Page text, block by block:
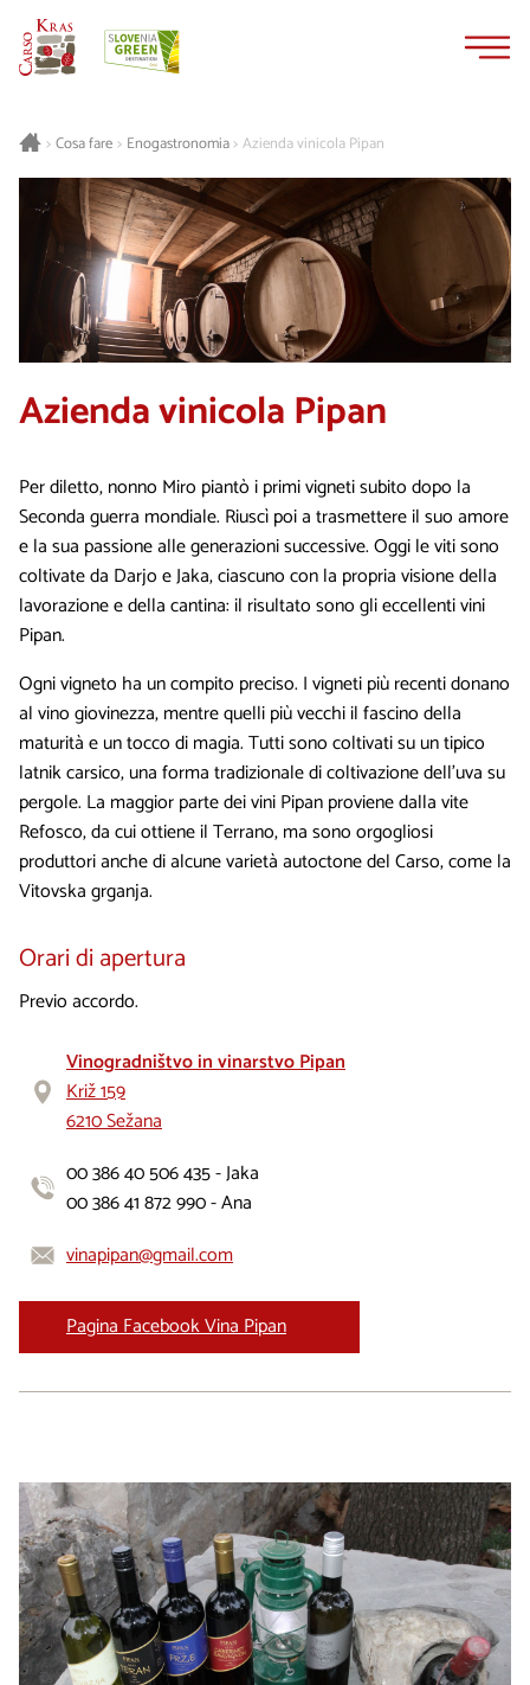
>Cosa fare> Enogastronomia>Azienda vinicola Pipan
Azienda vinicola Pipan
Per diletto, nonno Miro piantò i primi vigneti subito dopo la
Seconda guerra mondiale. Riuscì poi a trasmettere il suo amore
e la sua passione alle generazioni successive. Oggi le viti sono
coltivate da Darjo e Jaka, ciascuno con la propria visione della
lavorazione e della cantina: il risultato sono gli eccellenti vini
Pipan.
Ogni vigneto ha un compito preciso. I vigneti più recenti donano
al vino giovinezza, mentre quelli più vecchi il fascino della
maturità e un tocco di magia. Tutti sono coltivati su un tipico
latnik carsico, una forma tradizionale di coltivazione dell'uva su
pergole. La maggior parte dei vini Pipan proviene dalla vite
Refosco, da cui ottiene il Terrano, ma sono orgogliosi
produttori anche di alcune varietà autoctone del Carso, come la
Vitovska grganja.
Orari di apertura
Previo accordo.
Vinogradništvo in vinarstvo Pipan
Križ 159
6210 Sežana
00 386 40 506 435 - Jaka
00 386 41 872 990 - Ana
vinapipan@gmail.com
Pagina Facebook Vina Pipan